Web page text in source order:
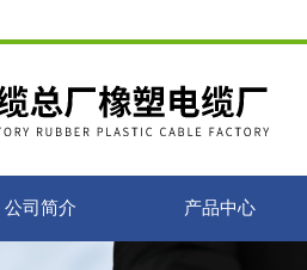
公司简介 产品中心